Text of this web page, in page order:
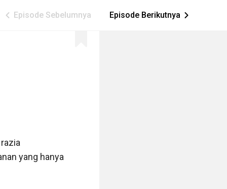
ic_arrow_left Episode Sebelumnya Episode Berikutnya ic_arrow_right
yang hanya